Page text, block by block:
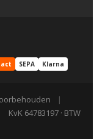
SEPA Klarna
|
KvK 64783197 · BTW